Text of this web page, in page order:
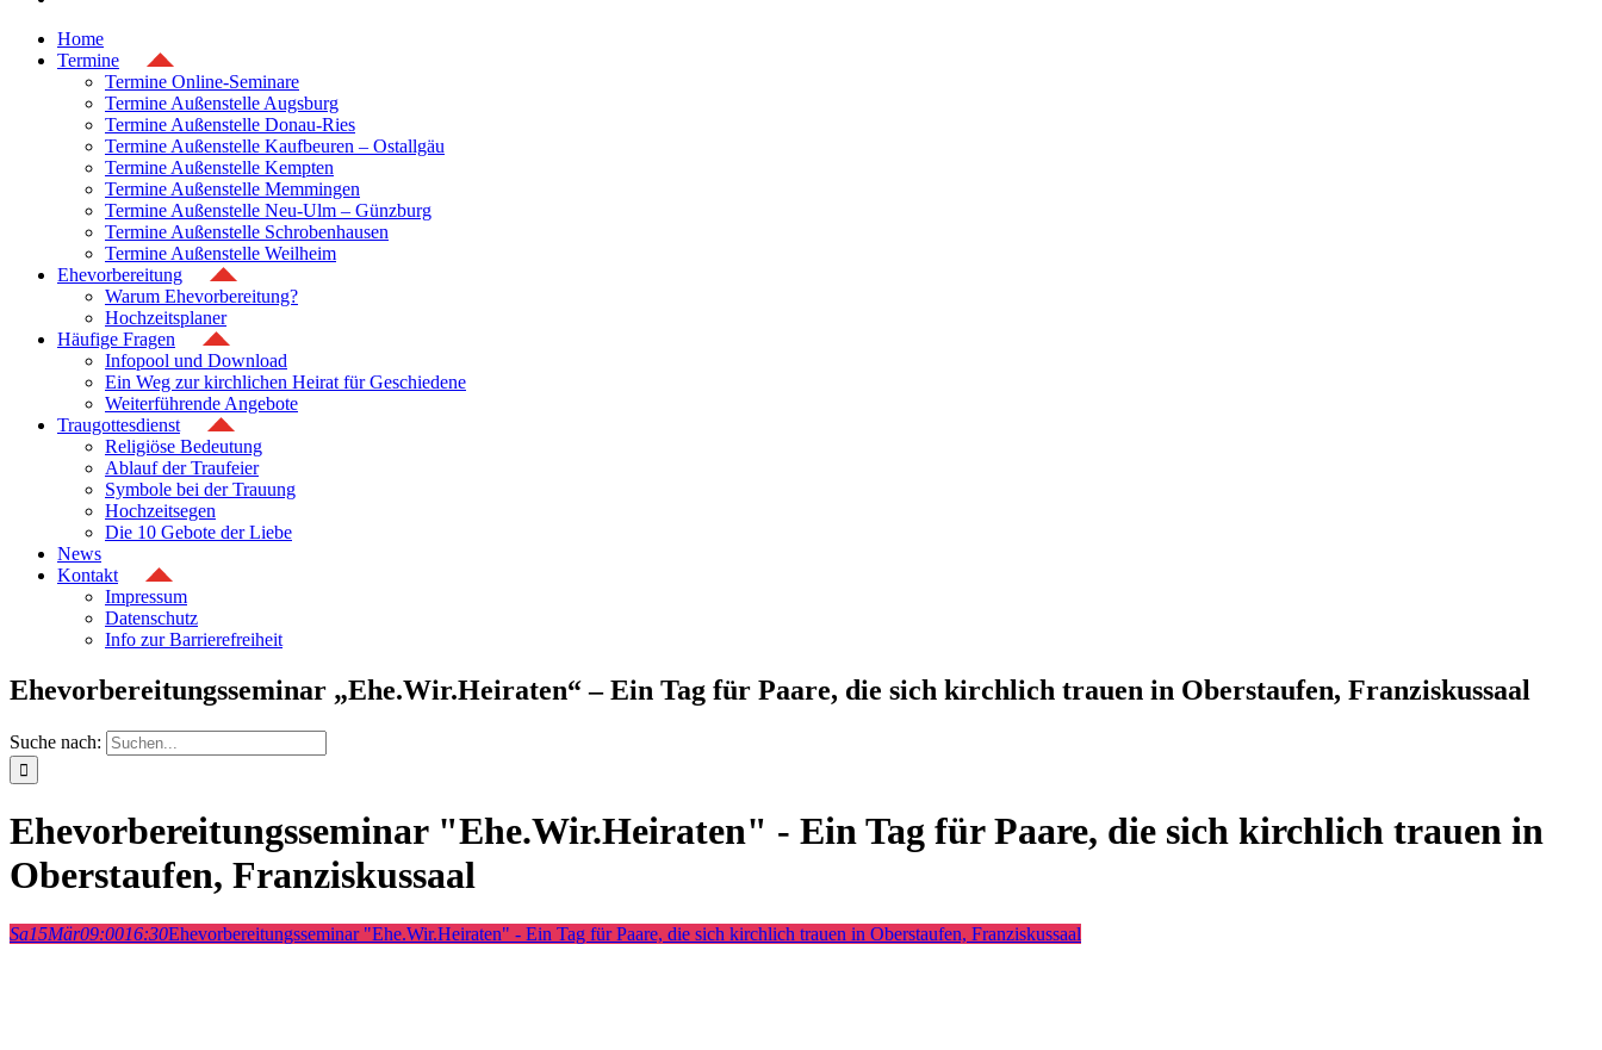
Home
Termine
Termine Online-Seminare
Termine Außenstelle Augsburg
Termine Außenstelle Donau-Ries
Termine Außenstelle Kaufbeuren – Ostallgäu
Termine Außenstelle Kempten
Termine Außenstelle Memmingen
Termine Außenstelle Neu-Ulm – Günzburg
Termine Außenstelle Schrobenhausen
Termine Außenstelle Weilheim
Ehevorbereitung
Warum Ehevorbereitung?
Hochzeitsplaner
Häufige Fragen
Infopool und Download
Ein Weg zur kirchlichen Heirat für Geschiedene
Weiterführende Angebote
Traugottesdienst
Religiöse Bedeutung
Ablauf der Traufeier
Symbole bei der Trauung
Hochzeitsegen
Die 10 Gebote der Liebe
News
Kontakt
Impressum
Datenschutz
Info zur Barrierefreiheit
Ehevorbereitungsseminar „Ehe.Wir.Heiraten“ – Ein Tag für Paare, die sich kirchlich trauen in Oberstaufen, Franziskussaal
Suche nach:
Ehevorbereitungsseminar "Ehe.Wir.Heiraten" - Ein Tag für Paare, die sich kirchlich trauen in
Oberstaufen, Franziskussaal
Sa15Mär09:0016:30Ehevorbereitungsseminar "Ehe.Wir.Heiraten" - Ein Tag für Paare, die sich kirchlich trauen in Oberstaufen, Franziskussaal